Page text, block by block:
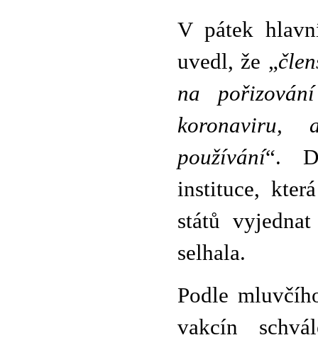
V pátek
uvedl, že „
na
koronaviru,
používání“.
instituce,
států
selhala.
Podle
vakcín